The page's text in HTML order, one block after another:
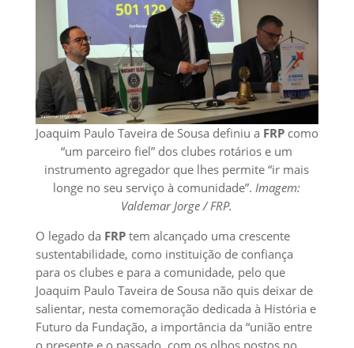
Joaquim Paulo Taveira de Sousa definiu a FRPcomo
“um parceiro fiel” dos clubes rotários e um
instrumento agregador que lhes permite “ir mais
longe no seu serviço à comunidade”. Imagem:
Valdemar Jorge / FRP.
O legado da FRPtem alcançado uma crescente
sustentabilidade, como instituição de confiança
para os clubes e para a comunidade, pelo que
Joaquim Paulo Taveira de Sousa não quis deixar de
salientar, nesta comemoração dedicada à História e
Futuro da Fundação, a importância da “união entre
o presente e o passado, com os olhos postos no